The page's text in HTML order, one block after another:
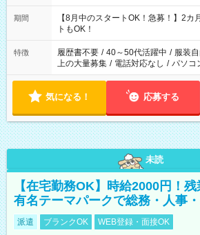
と休みを合わせたい」 「余裕を持っ
「できれば残業はしたくない」 など
ね。 ※Wワーク希望の方へ 今ご覧のお仕事で希望する勤務時間
と、もう1つのお仕事の勤務時間。
合は応募できません。
期間
【8月中のスタートOK！急募！】2
トもOK！
特徴 履歴書不要 / 40～50代活躍中 / 服装
上の大量募集 / 電話対応なし / パソコ
気になる！ 応募する
未読
【在宅勤務OK】時給2000円！
有名テーマパークで総務・人事
派遣 ブランクOK WEB登録・面接OK